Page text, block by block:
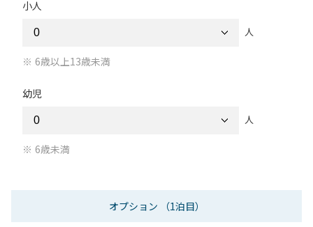
小人
人
6歳以上13歳未満
幼児
人
6歳未満
オプション （1泊目）